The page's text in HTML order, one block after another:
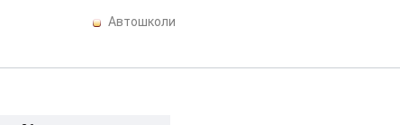
Автошколи